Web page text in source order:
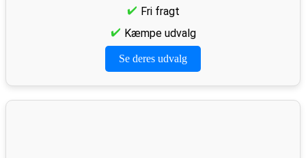
Fri fragt
Kæmpe udvalg
Se deres udvalg